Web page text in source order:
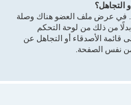
التجاهل؟
في عرض ملف العضو هناك وصلة
بدلًا من ذلك من لوحة التحكم
قائمة الأصدقاء أو التجاهل عن
نفس الصفحة.